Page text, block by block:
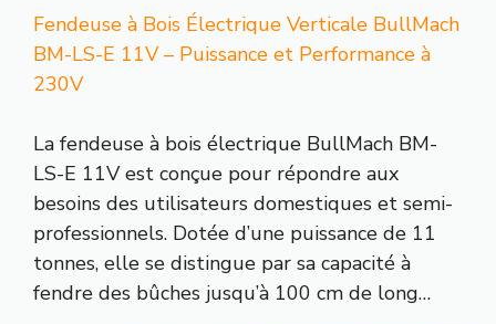
Fendeuse à Bois Électrique Verticale BullMach
BM-LS-E 11V – Puissance et Performance à
230V
La fendeuse à bois électrique BullMach BM-
LS-E 11V est conçue pour répondre aux
besoins des utilisateurs domestiques et semi-
professionnels. Dotée d’une puissance de 11
tonnes, elle se distingue par sa capacité à
fendre des bûches jusqu’à 100 cm de long…